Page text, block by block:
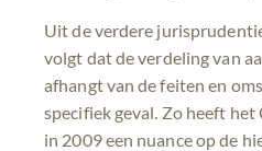
Uit de verdere
volgt dat de verdeling van
afhangt van de feiten en
specifiek geval. Zo heeft
in 2009 een nuance op de